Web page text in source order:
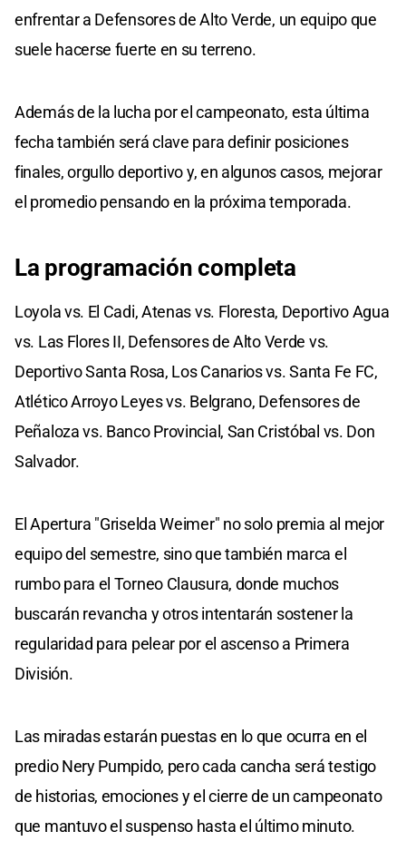
enfrentar a Defensores de Alto Verde, un equipo que
suele hacerse fuerte en su terreno.
Además de la lucha por el campeonato, esta última
fecha también será clave para definir posiciones
finales, orgullo deportivo y, en algunos casos, mejorar
el promedio pensando en la próxima temporada.
La programación completa
Loyola vs. El Cadi, Atenas vs. Floresta, Deportivo Agua
vs. Las Flores II, Defensores de Alto Verde vs.
Deportivo Santa Rosa, Los Canarios vs. Santa Fe FC,
Atlético Arroyo Leyes vs. Belgrano, Defensores de
Peñaloza vs. Banco Provincial, San Cristóbal vs. Don
Salvador.
El Apertura "Griselda Weimer" no solo premia al mejor
equipo del semestre, sino que también marca el
rumbo para el Torneo Clausura, donde muchos
buscarán revancha y otros intentarán sostener la
regularidad para pelear por el ascenso a Primera
División.
Las miradas estarán puestas en lo que ocurra en el
predio Nery Pumpido, pero cada cancha será testigo
de historias, emociones y el cierre de un campeonato
que mantuvo el suspenso hasta el último minuto.